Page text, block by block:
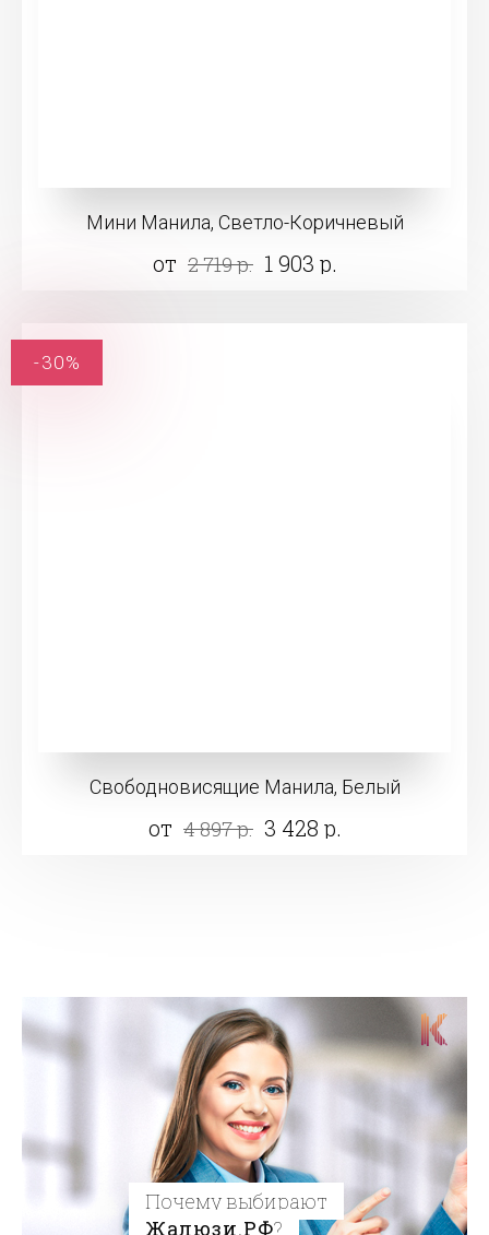
Мини Манила, Светло-Коричневый
от 2 719 р. 1 903 р.
Свободновисящие Манила, Белый
от 4 897 р. 3 428 р.
-30%
Почему выбирают
Жалюзи.РФ?